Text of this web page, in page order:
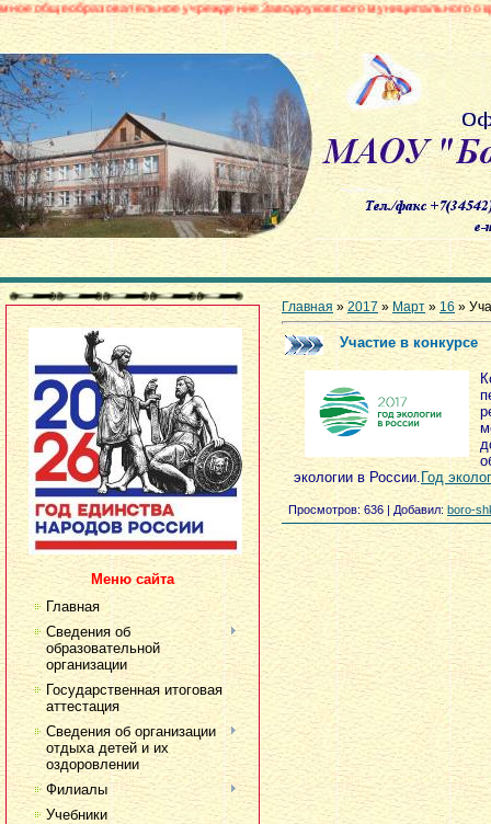
учреждение Заводоуковского муниципального округа
Меню сайта
Главная
Сведения об
образовательной
организации
Государственная итоговая
аттестация
Сведения об организации
отдыха детей и их
оздоровлении
Филиалы
Учебники
Главная »2017 » Март » 16 »
Участие в конкурсе
экологии в России. Год
Просмотров: 636 |Добавил:boro-